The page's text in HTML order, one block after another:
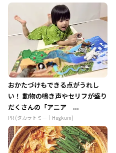
おかたづけもできる点がうれし
い！ 動物の鳴き声やセリフが盛り
だくさんの「アニア ...
PR (タカラトミー｜Hugkum)